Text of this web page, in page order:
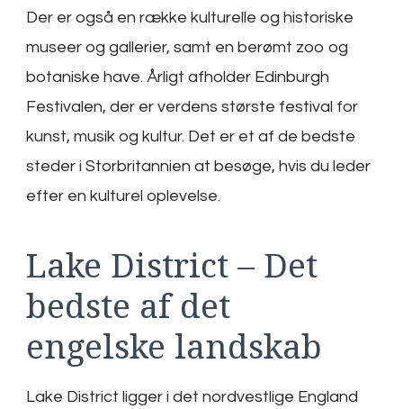
Der er også en række kulturelle og historiske
museer og gallerier, samt en berømt zoo og
botaniske have. Årligt afholder Edinburgh
Festivalen, der er verdens største festival for
kunst, musik og kultur. Det er et af de bedste
steder i Storbritannien at besøge, hvis du leder
efter en kulturel oplevelse.
Lake District – Det
bedste af det
engelske landskab
Lake District ligger i det nordvestlige England